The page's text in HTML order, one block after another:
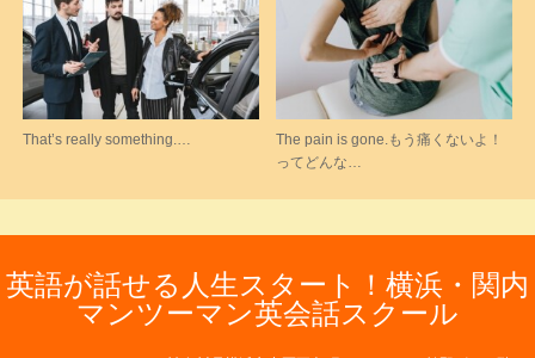
That’s really something.…
The pain is gone.もう痛くないよ！
ってどんな…
英語が話せる人生スタート！横浜・関内
マンツーマン英会話スクール